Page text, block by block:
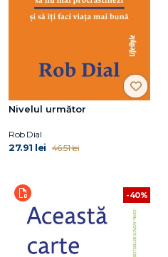
Nivelul următor
Rob Dial
27.91 lei 46.51 lei
-40%